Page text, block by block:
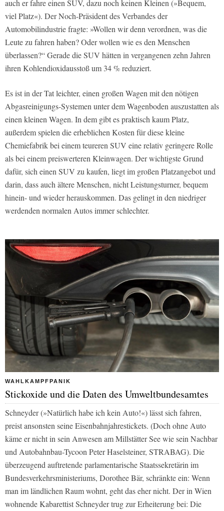
auch er fahre einen SUV, dazu noch keinen Kleinen (»Bequem,
viel Platz«). Der Noch-Präsident des Verbandes der
Automobilindustrie fragte: »Wollen wir denn verordnen, was die
Leute zu fahren haben? Oder wollen wie es den Menschen
überlassen?“ Gerade die SUV hätten in vergangenen zehn Jahren
ihren Kohlendioxidausstoß um 34 % reduziert.
Es ist in der Tat leichter, einen großen Wagen mit den nötigen
Abgasreinigungs-Systemen unter dem Wagenboden auszustatten als
einen kleinen Wagen. In dem gibt es praktisch kaum Platz,
außerdem spielen die erheblichen Kosten für diese kleine
Chemiefabrik bei einem teureren SUV eine relativ geringere Rolle
als bei einem preiswerteren Kleinwagen. Der wichtigste Grund
dafür, sich einen SUV zu kaufen, liegt im großen Platzangebot und
darin, dass auch ältere Menschen, nicht Leistungsturner, bequem
hinein- und wieder herauskommen. Das gelingt in den niedriger
werdenden normalen Autos immer schlechter.
WAHLKAMPFPANIK
Stickoxide und die Daten des Umweltbundesamtes
Schneyder (»Natürlich habe ich kein Auto!«) lässt sich fahren,
preist ansonsten seine Eisenbahnjahrestickets. (Doch ohne Auto
käme er nicht in sein Anwesen am Millstätter See wie sein Nachbar
und Autobahnbau-Tycoon Peter Haselsteiner, STRABAG). Die
überzeugend auftretende parlamentarische Staatssekretärin im
Bundesverkehrsministeriums, Dorothee Bär, schränkte ein: Wenn
man im ländlichen Raum wohnt, geht das eher nicht. Der in Wien
wohnende Kabarettist Schneyder trug zur Erheiterung bei: Die